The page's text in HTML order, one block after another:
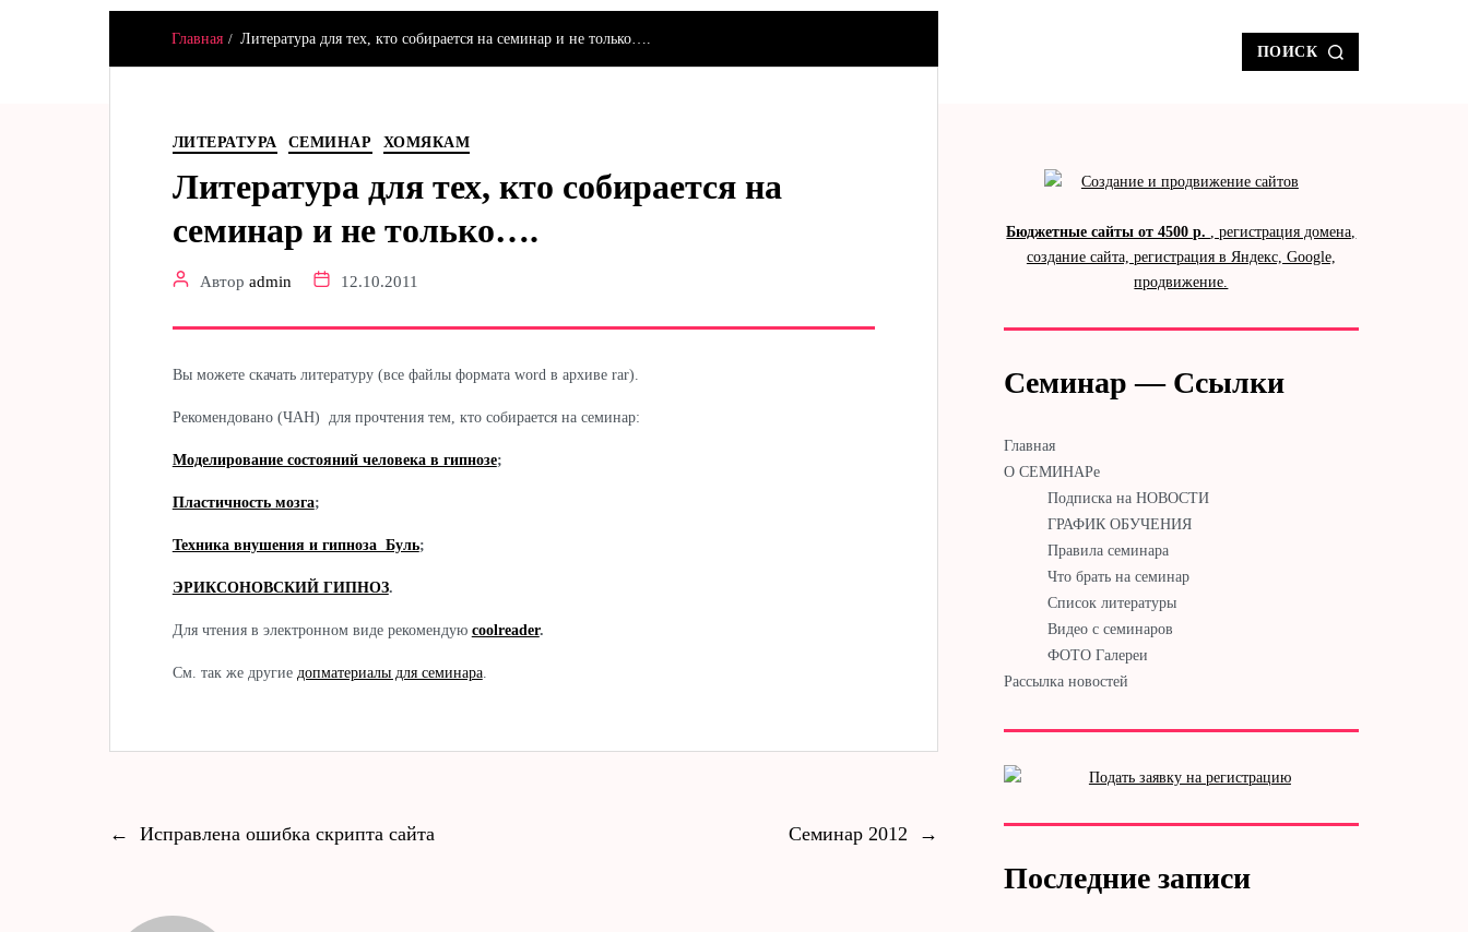
Hamster & Co ПОИСК
Главная Литература для тех, кто собирается на семинар и не только….
ЛИТЕРАТУРА СЕМИНАР ХОМЯКАМ
Литература для тех, кто собирается на
семинар и не только….
Автор admin 12.10.2011
Вы можете скачать литературу (все файлы формата word в архиве rar).
Рекомендовано (ЧАН) для прочтения тем, кто собирается на семинар:
Моделирование состояний человека в гипнозе;
Пластичностьмозга;
Техника внушения и гипноза Буль;
ЭРИКСОНОВСКИЙ ГИПНОЗ.
Для чтения в электронном виде рекомендую coolreader.
См. так же другие допматериалы для семинара.
← Исправлена ошибка скрипта сайта →
Семинар 2012
Бюджетные сайты от 4500 р. , регистрация домена,
создание сайта, регистрация в Яндекс, Google,
продвижение.
Семинар — Ссылки
Главная
О СЕМИНАРе
Подписка на НОВОСТИ
ГРАФИК ОБУЧЕНИЯ
Правила семинара
Что брать на семинар
Список литературы
Видео с семинаров
ФОТО Галереи
Рассылка новостей
Последние записи